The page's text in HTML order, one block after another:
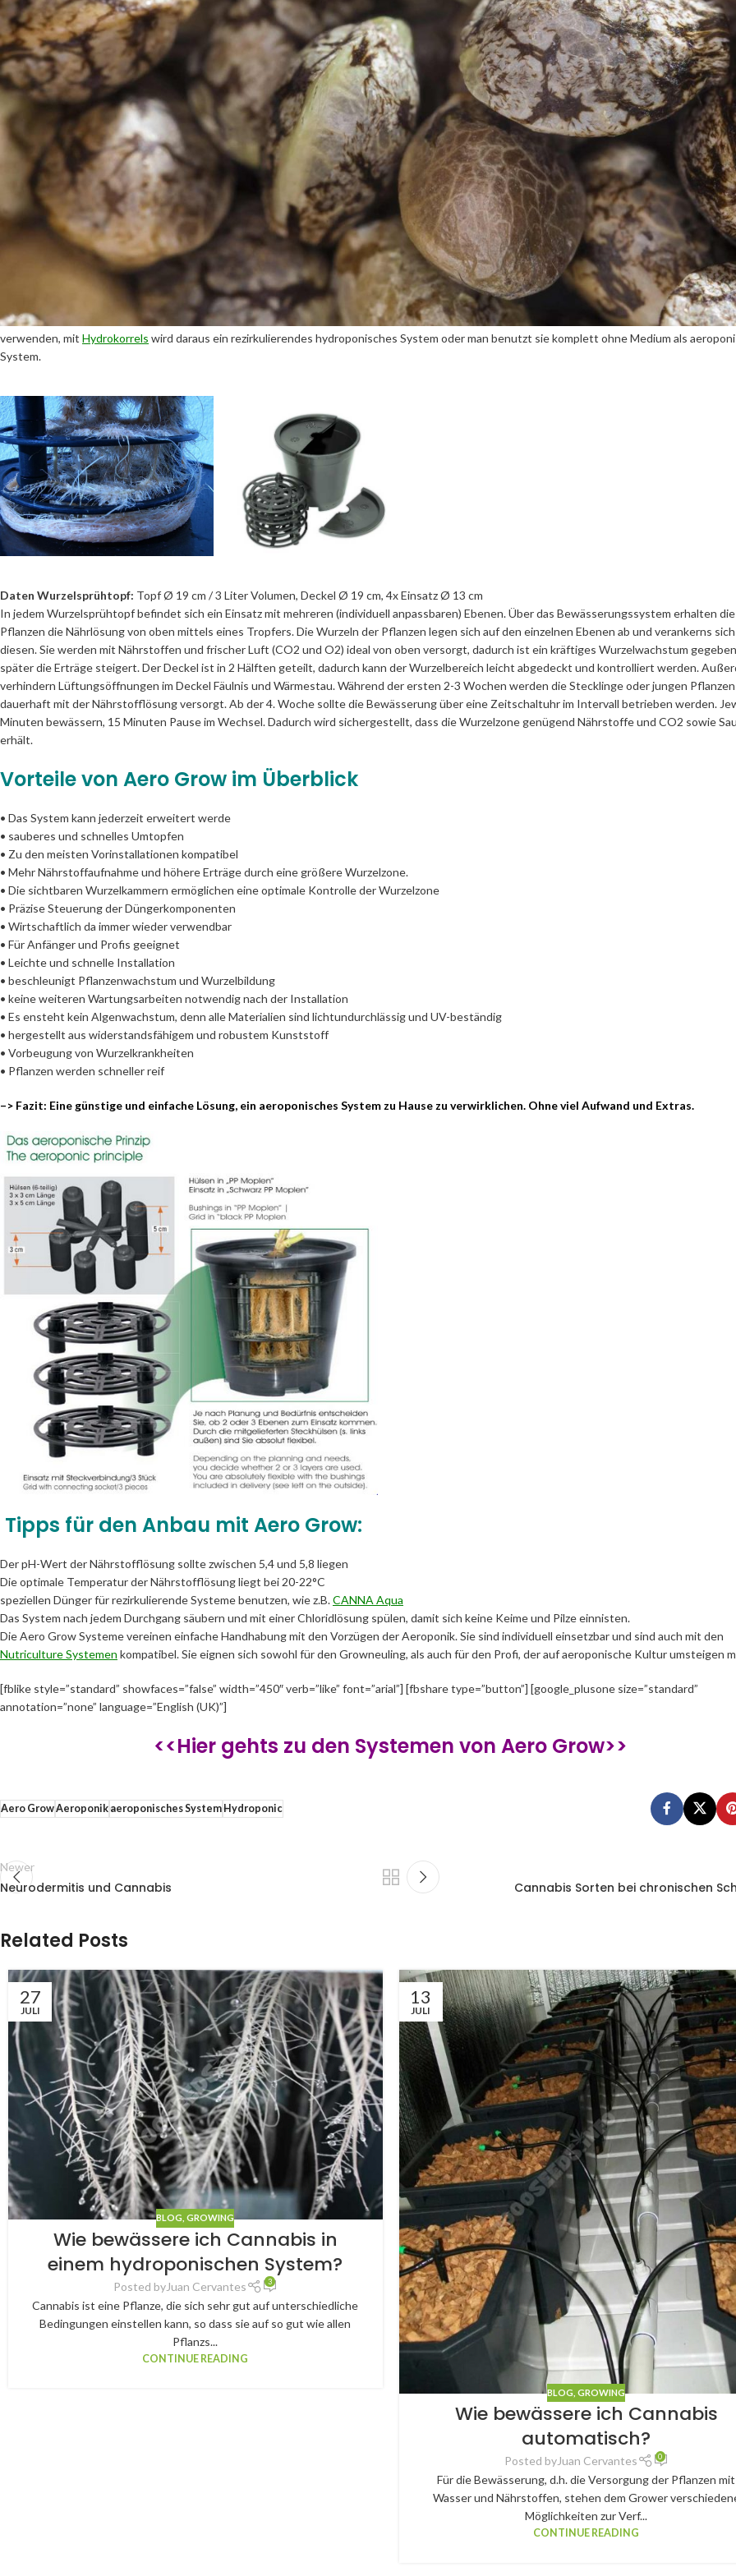
dass einem aeroponischen Anbau nichts mehr im Wege steht. Wir wollen Euch heute Aero Grow näher vorstellen, ein System das sehr einfach
aufgebaut ist und trotzdem die Vorzüge des aeroponischen Anbaus bietet, es sind wie bei anderen Systemen keine Düsen nötig, die oftmals
und Probleme bereiten.
Das Aero Grow System
gibt es in verschiedenen Grössen, mit 4, 8, 9 oder 24 Wurzelsprühtöpfen. Die Töpfe können einzeln ausgetauscht oder
System jederzeit ausgebaut werden. Die Systeme bestehen aus einem Nährstofftank mit Abdeckung, den Wurzelsprühtöpfen und dem
Bewässerungssytem mit Pumpe, das einzige zum Start was Du noch brauchst ist Wasser und Dünger.
Die Systeme können mit sämtlichen Anbaumedien betrieben werden. So kann man die Töpfe mit Erde füllen und den Aero Grow als
verwenden, mit Hydrokorrels wird daraus ein rezirkulierendes hydroponisches System oder man benutzt sie komplett ohne Medium als
System.
Daten Wurzelsprühtopf: Topf Ø 19 cm / 3 Liter Volumen, Deckel Ø 19 cm, 4x Einsatz Ø 13 cm
In jedem Wurzelsprühtopf befindet sich ein Einsatz mit mehreren (individuell anpassbaren) Ebenen. Über das Bewässerungssystem erhalten die
Pflanzen die Nährlösung von oben mittels eines Tropfers. Die Wurzeln der Pflanzen legen sich auf den einzelnen Ebenen ab und verankerns
diesen. Sie werden mit Nährstoffen und frischer Luft (CO2 und O2) ideal von oben versorgt, dadurch ist ein kräftiges Wurzelwachstum
später die Erträge steigert. Der Deckel ist in 2 Hälften geteilt, dadurch kann der Wurzelbereich leicht abgedeckt und kontrolliert werden.
verhindern Lüftungsöffnungen im Deckel Fäulnis und Wärmestau. Während der ersten 2-3 Wochen werden die Stecklinge oder jungen Pflanzen
dauerhaft mit der Nährstofflösung versorgt. Ab der 4. Woche sollte die Bewässerung über eine Zeitschaltuhr im Intervall betrieben werden.
Minuten bewässern, 15 Minuten Pause im Wechsel. Dadurch wird sichergestellt, dass die Wurzelzone genügend Nährstoffe und CO2 sowie
erhält.
Vorteile von Aero Grow im Überblick
• Das System kann jederzeit erweitert werde
• sauberes und schnelles Umtopfen
• Zu den meisten Vorinstallationen kompatibel
• Mehr Nährstoffaufnahme und höhere Erträge durch eine größere Wurzelzone.
• Die sichtbaren Wurzelkammern ermöglichen eine optimale Kontrolle der Wurzelzone
• Präzise Steuerung der Düngerkomponenten
• Wirtschaftlich da immer wieder verwendbar
• Für Anfänger und Profis geeignet
• Leichte und schnelle Installation
• beschleunigt Pflanzenwachstum und Wurzelbildung
• keine weiteren Wartungsarbeiten notwendig nach der Installation
• Es ensteht kein Algenwachstum, denn alle Materialien sind lichtundurchlässig und UV-beständig
• hergestellt aus widerstandsfähigem und robustem Kunststoff
• Vorbeugung von Wurzelkrankheiten
• Pflanzen werden schneller reif
–> Fazit: Eine günstige und einfache Lösung, ein aeroponisches System zu Hause zu verwirklichen. Ohne viel Aufwand und Extras.
Tipps für den Anbau mit Aero Grow:
Der pH-Wert der Nährstofflösung sollte zwischen 5,4 und 5,8 liegen
Die optimale Temperatur der Nährstofflösung liegt bei 20-22°C
speziellen Dünger für rezirkulierende Systeme benutzen, wie z.B.CANNA Aqua
Das System nach jedem Durchgang säubern und mit einer Chloridlösung spülen, damit sich keine Keime und Pilze einnisten.
Die Aero Grow Systeme vereinen einfache Handhabung mit den Vorzügen der Aeroponik. Sie sind individuell einsetzbar und sind auch mit den
Nutriculture Systemen kompatibel. Sie eignen sich sowohl für den Growneuling, als auch für den Profi, der auf aeroponische Kultur umsteigen
[fblike style=”standard” showfaces=”false” width=”450″ verb=”like” font=”arial”] [fbshare type=”button”] [google_plusone size=”standard”
annotation=”none” language=”English (UK)”]
<<Hier gehts zu den Systemen von Aero Grow>>
Aero GrowAeroponikaeroponisches SystemHydroponic
Newer
Neurodermitis und Cannabis Cannabis Sorten bei chronischen
Related Posts
27
JULI
BLOG ,GROWING
Wie bewässere ich Cannabis in
einem hydroponischen System?
Posted byJuan Cervantes 3
Cannabis ist eine Pflanze, die sich sehr gut auf unterschiedliche
Bedingungen einstellen kann, so dass sie auf so gut wie allen
Pflanzs...
CONTINUE READING
13
JULI
BLOG ,GROWING
Wie bewässere ich Cannabis
automatisch?
Posted byJuan Cervantes 0
Für die Bewässerung, d.h. die Versorgung der Pflanzen mit
Wasser und Nährstoffen, stehen dem Grower
Möglichkeiten zur Verf...
CONTINUE READING